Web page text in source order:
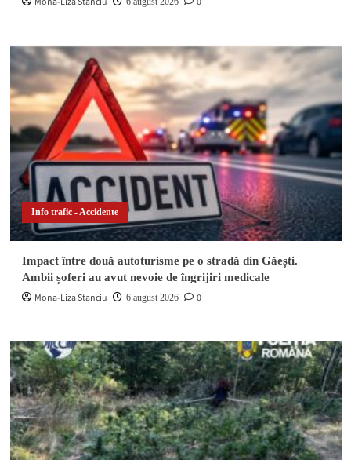
Info trafic - Accidente
Impact între două autoturisme pe o stradă din Găești.
Ambii șoferi au avut nevoie de îngrijiri medicale
Mona-Liza Stanciu 6 august 2026 0